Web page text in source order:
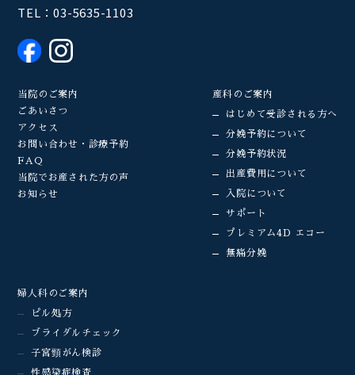
TEL：03-5635-1103
当院のご案内
ごあいさつ
アクセス
お問い合わせ・診療予約
FAQ
当院でお産された方の声
お知らせ
産科のご案内
はじめて受診される方へ
分娩予約について
分娩予約状況
出産費用について
入院について
サポート
プレミアム4D エコー
無痛分娩
婦人科のご案内
ピル処方
ブライダルチェック
子宮頸がん検診
性感染症検査